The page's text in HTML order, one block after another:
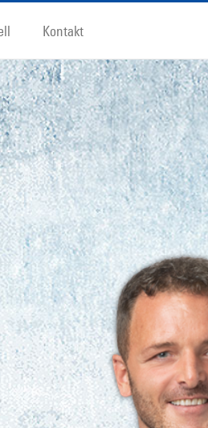
Kontakt